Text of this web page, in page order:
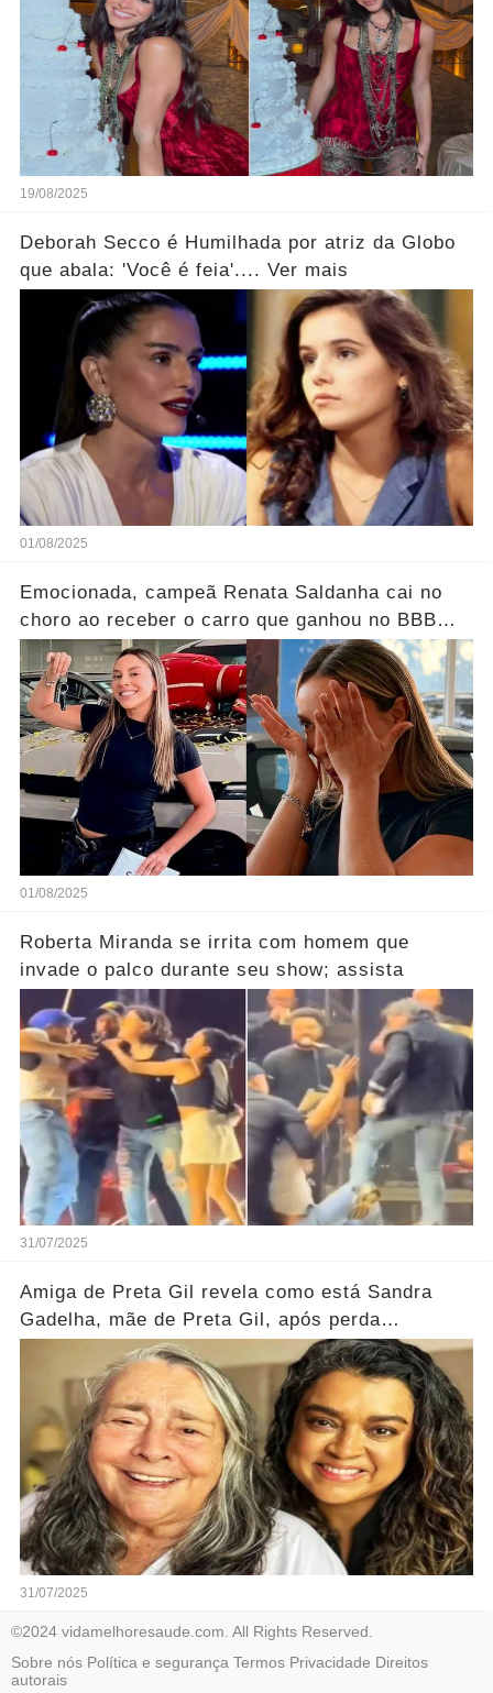
19/08/2025
Deborah Secco é Humilhada por atriz da Globo
que abala: 'Você é feia'.... Ver mais
01/08/2025
Emocionada, campeã Renata Saldanha cai no
choro ao receber o carro que ganhou no BBB
25.... Ver mais
01/08/2025
Roberta Miranda se irrita com homem que
invade o palco durante seu show; assista
31/07/2025
Amiga de Preta Gil revela como está Sandra
Gadelha, mãe de Preta Gil, após perda
devastadora da filha... Ver mais
31/07/2025
©2024 vidamelhoresaude.com. All Rights Reserved.
Sobre nós Política e segurança Termos Privacidade Direitos
autorais